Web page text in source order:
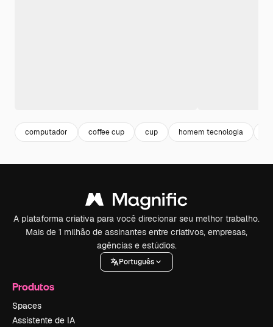
computador coffee cup cup homem tecnologia
A plataforma criativa para você direcionar seu melhor trabalho.
Mais de 1 milhão de assinantes entre criativos, empresas,
agências e estúdios.
Português
Produtos
Spaces
Assistente de IA